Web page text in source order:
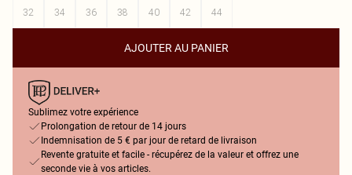
32
34 36 38 40 42 44
AJOUTER AU PANIER
Sublimez votre expérience
Prolongation de retour de 14 jours
Indemnisation de 5 € par jour de retard de livraison
Revente gratuite et facile - récupérez de la valeur et offrez une
seconde vie à vos articles.